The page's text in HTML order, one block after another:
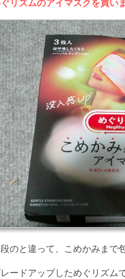
のと違って、こめかみまで
ードアップしためぐリズム